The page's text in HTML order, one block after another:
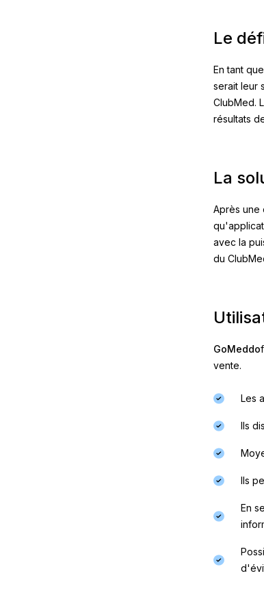
Le
En tant
serait leur
ClubMed.
résultats
La
Après une
avec la
du
‍GoMeddo
vente.
Les
Ils
Ils
En